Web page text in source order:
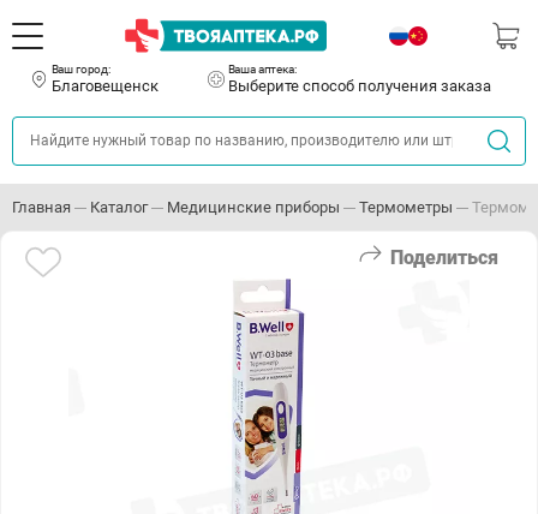
Ваш город:
Благовещенск
Ваша аптека:
Выберите способ получения заказа
Главная Каталог Медицинские приборы Термометры
Поделиться